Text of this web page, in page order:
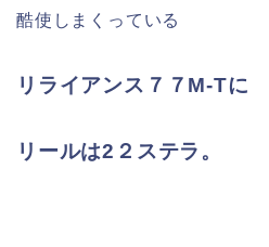
酷使しまくっている
リライアンス７７M-Tに
リールは2２ステラ。